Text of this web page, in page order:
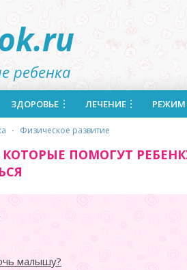
ребенка
ЗДОРОВЬЕ ЛЕЧЕНИЕ РЕЖИМ
· физическое развитие
ПОМОГУТ
малышу?